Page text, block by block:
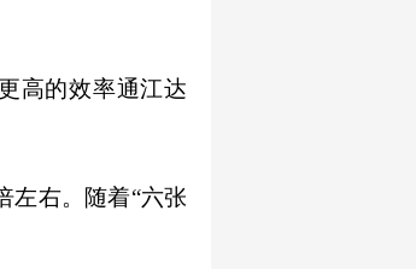
高的效率通江达
左右。随着“六张